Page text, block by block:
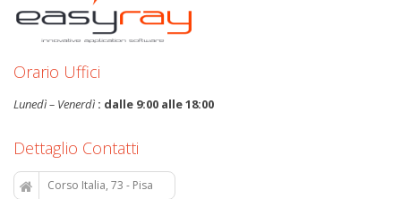
Orario Uffici
Lunedì – Venerdì : dalle 9:00 alle 18:00
Dettaglio Contatti
Corso Italia, 73 - Pisa